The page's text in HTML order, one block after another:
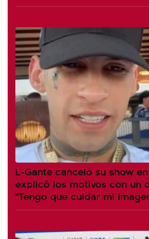
L-Gante canceló su show
explicó los motivos con un
"Tengo que cuidar mi